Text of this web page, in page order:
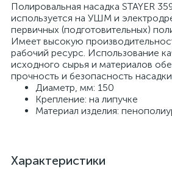
Полировальная насадка STAYER
используется на УШМ и
первичных (подготовительных)
Имеет высокую
рабочий ресурс. Использование
исходного сырья и материалов
прочность и безопасность
Диаметр, мм: 150
Крепление: на липучке
Материал изделия:
Характеристики